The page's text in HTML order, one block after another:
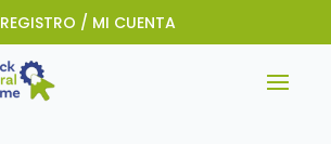
REGISTRO / MI CUENTA